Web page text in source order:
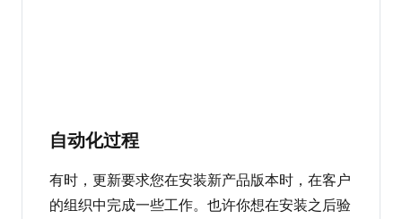
自动化过程
有时，更新要求您在安装新产品版本时，在客户
的组织中完成一些工作。也许你想在安装之后验